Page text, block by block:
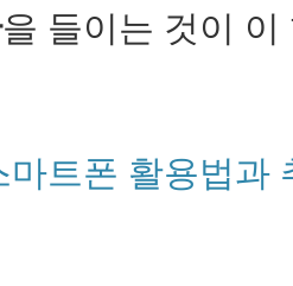
을 들이는 것이
마트폰 활용법과